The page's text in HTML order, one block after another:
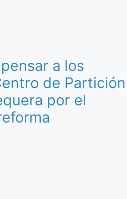
a los
de Partición
por el